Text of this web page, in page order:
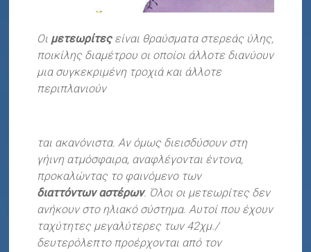
Οι μετεωρίτεςείναι θραύσματα στερεάς ύλης,
ποικίλης διαμέτρου οι οποίοι άλλοτε διανύουν
μια συγκεκριμένη τροχιά και άλλοτε
περιπλανιούν
ται ακανόνιστα. Αν όμως διεισδύσουν στη
γήινη ατμόσφαιρα, αναφλέγονται έντονα,
προκαλώντας το φαινόμενο των
διαττόντων αστέρων. Όλοι οι μετεωρίτες δεν
ανήκουν στο ηλιακό σύστημα. Αυτοί που έχουν
ταχύτητες μεγαλύτερες των 42χμ./
δευτερόλεπτο προέρχονται από τον